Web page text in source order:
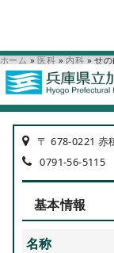
ホーム » 医科 » 内科 » せ
〒 678-0221 赤
0791-56-5115
基本情報
名称